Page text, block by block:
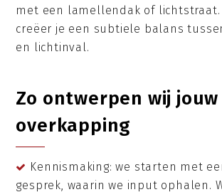
met een lamellendak of lichtstraat.
creëer je een subtiele balans
en lichtinval.
Zo ontwerpen wij jouw
overkapping
Kennismaking: we starten met
gesprek, waarin we input ophalen.